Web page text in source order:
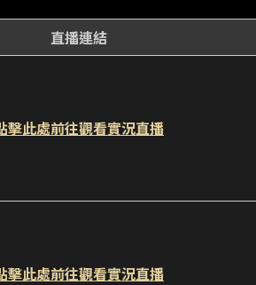
直播連結
擊此處前往觀看實況直播
擊此處前往觀看實況直播